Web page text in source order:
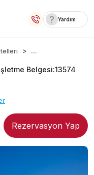
Yardım
...
Belgesi:13574
Rezervasyon Yap